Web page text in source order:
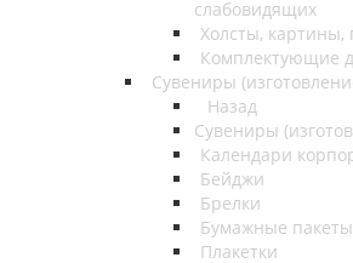
слабовидящих
Холсты, картины,
Комплектующие
Сувениры
Назад
Сувениры
Календари
Бейджи
Брелки
Бумажные пакеты
Плакетки